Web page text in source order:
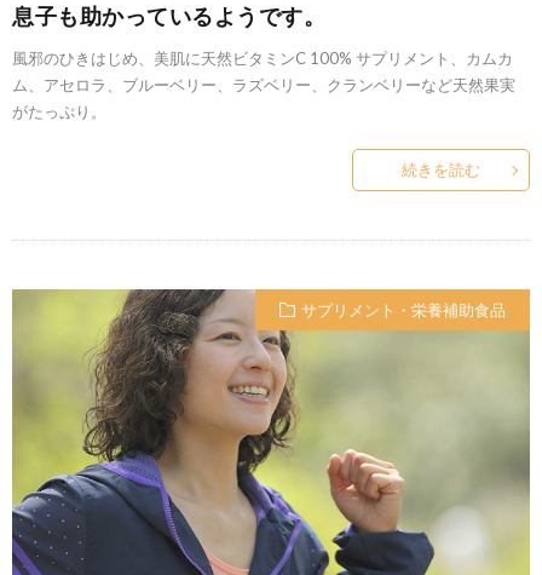
息子も助かっているようです。
風邪のひきはじめ、美肌に天然ビタミンC 100% サプリメント、カムカ
ム、アセロラ、ブルーベリー、ラズベリー、クランベリーなど天然果実
がたっぷり。
続きを読む
サプリメント・栄養補助食品